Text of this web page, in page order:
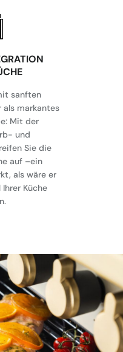
sanften
als markantes
Mit der
und
Sie die
auf –ein
als wäre er
Küche